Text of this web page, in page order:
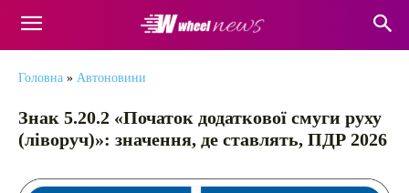
Головна » Автоновини
Знак 5.20.2 «Початок додаткової смуги руху
(ліворуч)»: значення, де ставлять, ПДР 2026